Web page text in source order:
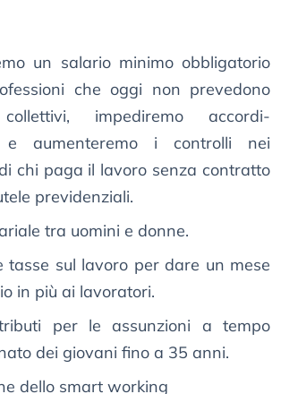
un salario minimo obbligatorio
che oggi non prevedono
impediremo accordi-
e aumenteremo i controlli nei
chi paga il lavoro senza contratto
previdenziali.
tra uomini e donne.
tasse sul lavoro per dare un mese
in più ai lavoratori.
per le assunzioni a tempo
dei giovani fino a 35 anni.
dello smart working